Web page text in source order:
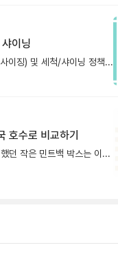
이닝
티파니 A/S(파손, 수선, 리사이징) 및 세척/샤이닝 정책 🩵 📢 티파니는 구매 영수증이 보증서를 대체함 📢 ❶구매 증빙용 영수증 ❷본인 확인용 신분증 지참 📢 티파니 고객센터 (☎︎ 1670-1837) 📌AS 비용 [유상서비스] * 스탠다드: 1~2가지 서비스, 최소 비용 * 컴플랙스: 3가지 이상 서비스 - 실버 : 110,000원부터 ~ 230,000원 - 골드/플래티늄 : 230,000원 ~ 415,000원 - 디자인, 다이아몬드 스톤에 따라 차등 비용 * 정확한 견적 → 매장 방문 권장. [무상서비스] * 구매자 본인의 경우만 무상서비스 가능 * 보증 기간 내 무상 서비스는 일부 서비스만 해당 * 제품별 무상 서비스 상이 → 매장 방문 권장 - 세팅 링 리사이징 - 웨딩밴드 리사이징 (구매일로부터 6개월까지 무상 기간 적용) 📌 수리 기간 * 약 3주-4주 소요 📌 리사이징 * 반지는 디자인별 리사이징 가능 여부 상이 → 매장 방문 권장 - 세팅 링 가능 - 대표적인 불가능 제품 (밀그레인, 티트루, 웨딩 밴드링 등) 📌 세척 * 초음파 세척 및 약품 사용 * 당일 수령 가능 - 실버 : 30,000원/개 - 골드/플래티늄 : 무상서비스 📌 샤이닝 * 자체 광택 복원 → 라이트 폴리싱 * 당일 수령 불가능, 약 3-4주 소요 - 실버: 70,000원/개 - 골드/플래티늄: 145,000원/개 . . . ‼️ 영수증이 없는데 AS 시 영수증 꼭 필요할까요? ‼️ 판매하려는데 개인 정보를 꼭 주어야 할까요? ✅ 영수증 지참 및 구매자 본인일 경우 - 복잡한 절차 없이 빠른 AS 접수 가능 ✅ 영수증 미지참 및 구매자 본인 아닌 경우 - 매장 방문 후 제품 확인(정품 여부 체크) - 제품 구매처 확인 및 휘발 된 영수증이더라도 함께 지참하여 방문 권장 - 가급적 유상 AS 서비스 가능하도록 처리 티파니 글로벌 가이드는 동일하지만, 매장 별 응대에 차이가 있을 수 있는 점은 참고해주세요!
호수로 비교하기
뉴요커들의 마음을 설레게 했던 작은 민트백 박스는 이제 전 세계 사람들의 마음을 설레이게 하는데요. 프로포즈 링의 상징이 된 티파니 앤 코(Tiffany & Co.)는 1837년 뉴욕에서 첫 매장을 오픈한 미국 브랜드입니다. 저희가 잘 알고 있는 명품 주얼리 브랜드는 유럽에서 탄생한 브랜드들이 많아요. - 프랑스 : 반클리프 앤 아펠, 까르띠에, 부쉐론, 쇼메, 프레드 - 이탈리아 : 불가리, 다미아니 유럽 브랜드는 보통 “반지 안쪽 둘레(mm)”가 반지 사이즈의 기준이 되지만 미국 브랜드 티파니는 티파니 자체 반지 사이즈를 가지고 있어요. 티파니 반지 사이즈가 한국 호수로 몇 호인지, 페이브릴에서 사이즈 가이드를 만들었어요 :) (참조) 티파니 공식 홈페이지